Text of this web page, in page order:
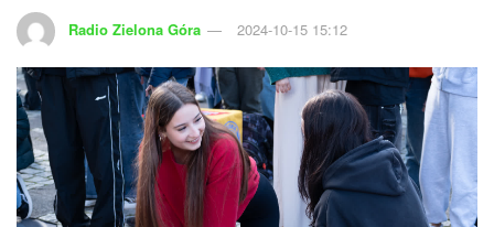
Radio Zielona Góra 2024-10-15 15:12